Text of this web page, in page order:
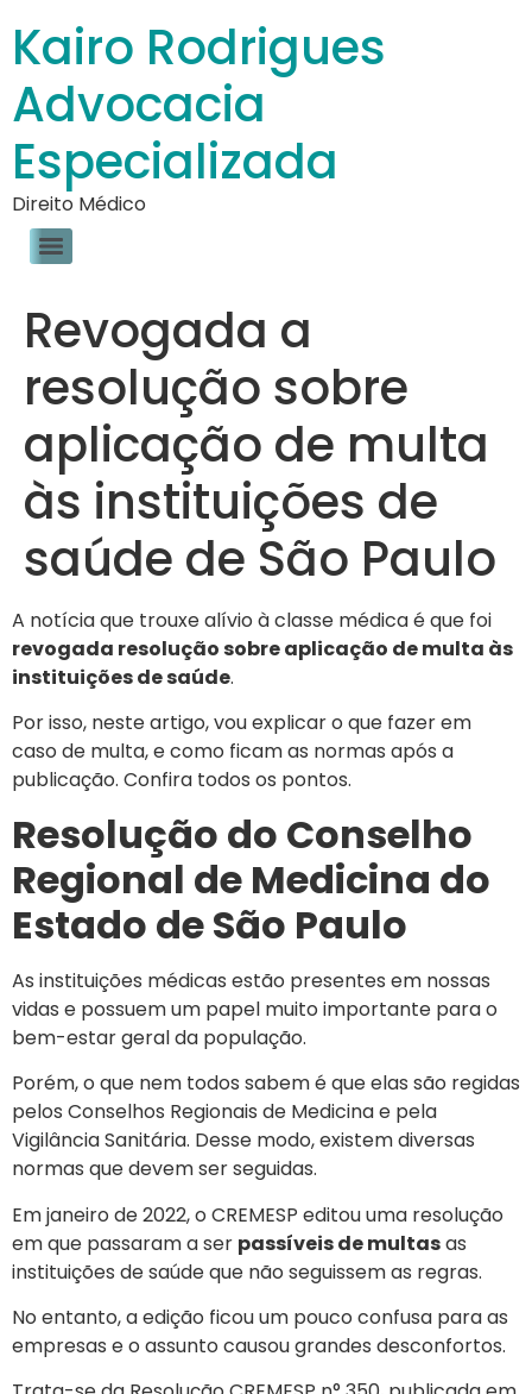
Kairo Rodrigues
Advocacia
Especializada
Direito Médico
Revogada a
resolução sobre
aplicação de multa
às instituições de
saúde de São Paulo
A notícia que trouxe alívio à classe médica é que foi
revogada resolução sobre aplicação de multa às
instituições de saúde.
Por isso, neste artigo, vou explicar o que fazer em
caso de multa, e como ficam as normas após a
publicação. Confira todos os pontos.
Resolução do Conselho
Regional de Medicina do
Estado de São Paulo
As instituições médicas estão presentes em nossas
vidas e possuem um papel muito importante para o
bem-estar geral da população.
Porém, o que nem todos sabem é que elas são regidas
pelos Conselhos Regionais de Medicina e pela
Vigilância Sanitária. Desse modo, existem diversas
normas que devem ser seguidas.
Em janeiro de 2022, o CREMESP editou uma resolução
em que passaram a ser passíveis de multasas
instituições de saúde que não seguissem as regras.
No entanto, a edição ficou um pouco confusa para as
empresas e o assunto causou grandes desconfortos.